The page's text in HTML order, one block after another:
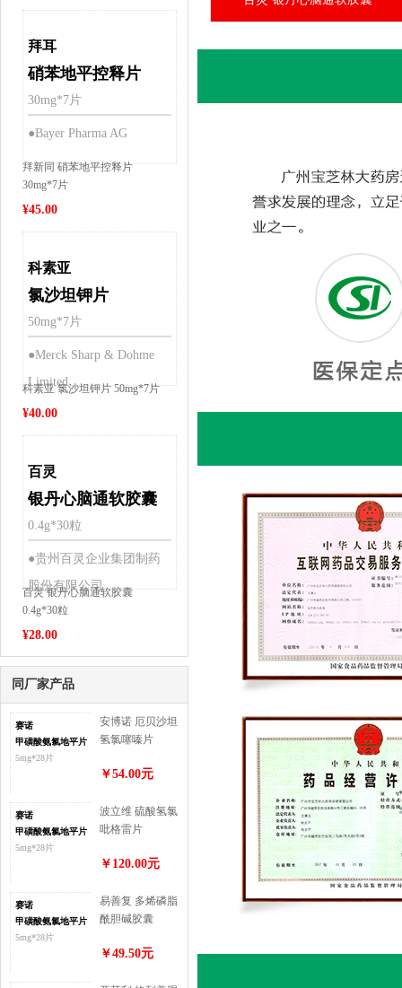
拜耳
硝苯地平控释片
30mg*7片
●Bayer Pharma AG
拜新同 硝苯地平控释片
30mg*7片
¥45.00
科素亚
氯沙坦钾片
50mg*7片
●Merck Sharp & Dohme
Limited
科素亚 氯沙坦钾片 50mg*7片
¥40.00
百灵
银丹心脑通软胶囊
0.4g*30粒
●贵州百灵企业集团制药
股份有限公司
百灵 银丹心脑通软胶囊
0.4g*30粒
¥28.00
同厂家产品
赛诺
甲磺酸氨氯地平片
5mg*28片
安博诺 厄贝沙坦
氢氯噻嗪片
片
￥54.00元
赛诺
甲磺酸氨氯地平片
5mg*28片
波立维 硫酸氢氯
吡格雷片
￥120.00元
赛诺
甲磺酸氨氯地平片
5mg*28片
易善复 多烯磷脂
酰胆碱胶囊
￥49.50元